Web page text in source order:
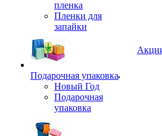
пленка
Пленки для
запайки
Подарочная упаковка
Новый Год
Подарочная
упаковка